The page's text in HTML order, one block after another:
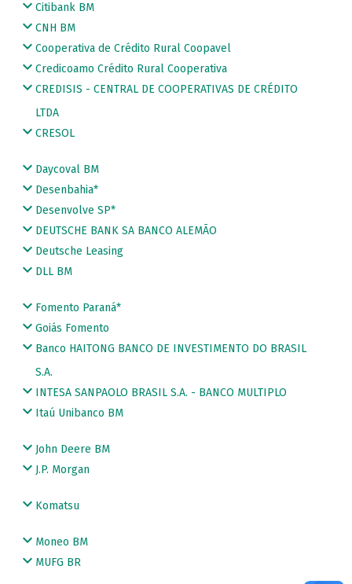
Citibank BM
CNH BM
Cooperativa de Crédito Rural Coopavel
Credicoamo Crédito Rural Cooperativa
CREDISIS - CENTRAL DE COOPERATIVAS DE CRÉDITO
LTDA
CRESOL
Daycoval BM
Desenbahia*
Desenvolve SP*
DEUTSCHE BANK SA BANCO ALEMÃO
Deutsche Leasing
DLL BM
Fomento Paraná*
Goiás Fomento
Banco HAITONG BANCO DE INVESTIMENTO DO BRASIL
S.A.
INTESA SANPAOLO BRASIL S.A. - BANCO MULTIPLO
Itaú Unibanco BM
John Deere BM
J.P. Morgan
Komatsu
Moneo BM
MUFG BR